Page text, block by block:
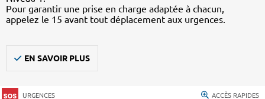
Pour garantir une prise en charge adaptée à chacun,
appelez le 15 avant tout déplacement aux urgences.
EN SAVOIR PLUS
URGENCES ACCÈS RAPIDES